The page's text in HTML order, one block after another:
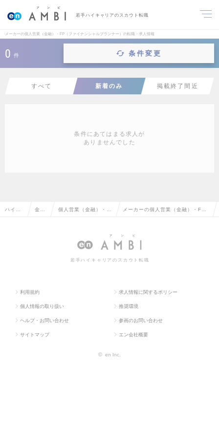
若手ハイキャリアのスカウト転職
メーカーの個人営業（金融）・FP（ファイナンシャルプランナー）の転職・求人情報
0 件 条件変更
すべて 新着のみ 掲載終了間近
条件にあてはまる求人が
ありませんでした
ハイク 金融 個人営業（金融）・F
プランナー）
メーカーの個人営業（金融）・FP
転職・求人情報一覧
若手ハイキャリアのスカウト転職
利用規約 求人情報に関するポリシー
個人情報の取り扱い 推奨環境
ヘルプ・お問い合わせ 参画のお問い合わせ
サイトマップ エン会社概要
© en Inc.